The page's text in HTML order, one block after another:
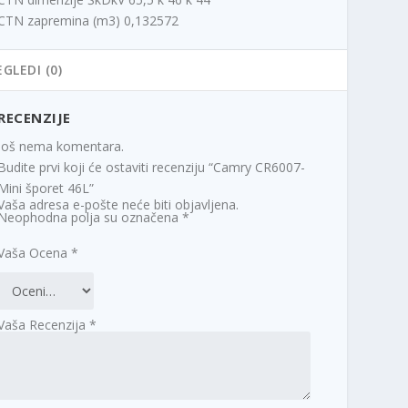
zapremina (m3) 0,132572
(0)
nema komentara.
prvi koji će ostaviti recenziju “Camry CR6007-
šporet 46L”
adresa e-pošte neće biti objavljena.
polja su označena*
Ocena*
Recenzija*